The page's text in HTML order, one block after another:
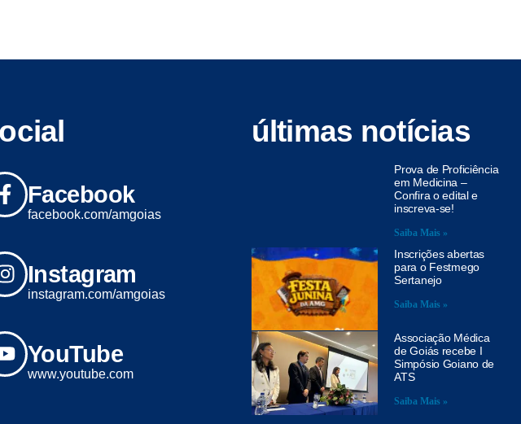
Facebook
facebook.com/amgoias
Instagram
instagram.com/amgoias
YouTube
www.youtube.com
últimas notícias
Prova de Proficiência
em Medicina –
Confira o edital e
inscreva-se!
Saiba Mais »
Inscrições abertas
para o Festmego
Sertanejo
Saiba Mais »
Associação Médica
de Goiás recebe I
Simpósio Goiano de
ATS
Saiba Mais »